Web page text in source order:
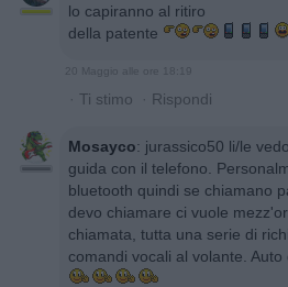
lo capiranno al ritiro
della patente
20 Maggio alle ore 18:19
· Ti stimo · Rispondi
Mosayco: jurassico50 li/le
guida con il telefono.
bluetooth quindi se chiamano
devo chiamare ci vuole
chiamata, tutta una serie di
comandi vocali al volante. Auto